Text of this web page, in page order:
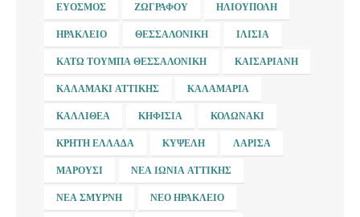
ΕΎΟΣΜΟΣ ΖΩΓΡΆΦΟΥ ΗΛΙΟΎΠΟΛΗ
ΗΡΆΚΛΕΙΟ ΘΕΣΣΑΛΟΝΊΚΗ ΙΛΊΣΙΑ
ΚΆΤΩ ΤΟΎΜΠΑ ΘΕΣΣΑΛΟΝΊΚΗ ΚΑΙΣΑΡΙΑΝΉ
ΚΑΛΑΜΆΚΙ ΑΤΤΙΚΉΣ ΚΑΛΑΜΑΡΙΆ
ΚΑΛΛΙΘΈΑ ΚΗΦΙΣΙΆ ΚΟΛΩΝΆΚΙ
ΚΡΉΤΗ ΕΛΛΆΔΑ ΚΥΨΈΛΗ ΛΆΡΙΣΑ
ΜΑΡΟΎΣΙ ΝΈΑ ΙΩΝΊΑ ΑΤΤΙΚΉΣ
ΝΈΑ ΣΜΎΡΝΗ ΝΈΟ ΗΡΆΚΛΕΙΟ